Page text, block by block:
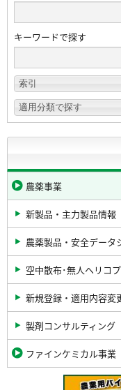
キーワードで探す
農薬事業
新製品・主力製品情報
農薬製品・安全データ
空中散布･無人ヘリコ
新規登録・適用内容変
製剤コンサルティング
ファインケミカル事業